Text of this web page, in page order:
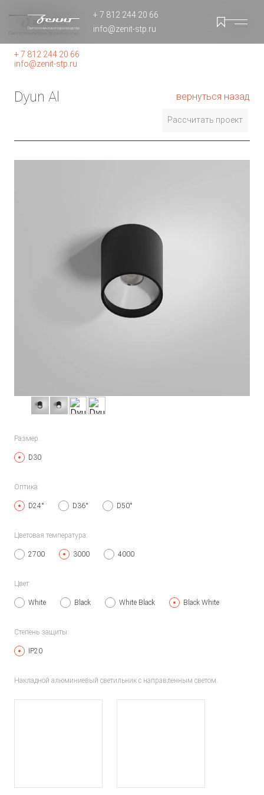
+ 7 812 244 20 66
info@zenit-stp.ru
+ 7 812 244 20 66
info@zenit-stp.ru
Dyun Al
Рассчитать проект
вернуться назад
Размер:
D30
Оптика:
D24° D36° D50°
Цветовая температура:
2700 3000 4000
Цвет:
White Black White Black Black White
Степень защиты:
IP20
Накладной алюминиевый светильник с направленным светом.